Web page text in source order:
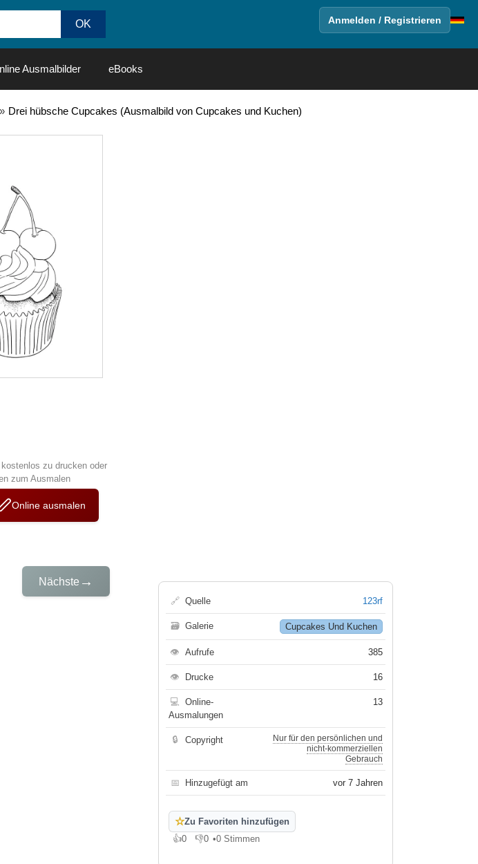
Anmelden / Registrieren
Ausmalbilder eBooks
Drei hübsche Cupcakes (Ausmalbild von Cupcakes und Kuchen)
zu drucken oder
zum Ausmalen
Online ausmalen
Nächste →
🔗 Quelle 123rf
🗃 Galerie Cupcakes Und Kuchen
👁 Aufrufe 385
👁 Drucke 16
💻
Online-
Ausmalungen
13
🔒 Copyright
Nur für den persönlichen und
nicht-kommerziellen
Gebrauch
📅 Hinzugefügt am vor 7 Jahren
☆Zu Favoriten hinzufügen
👍0
Gefällt mir
👎0
Gefällt mir nicht
•0 Stimmen